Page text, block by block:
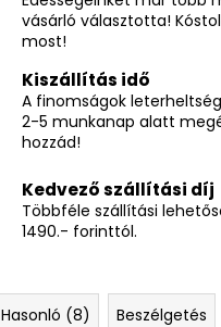
vásárló választotta!
most!
Kiszállítás idő
A finomságok
2-5 munkanap alatt
hozzád!
Kedvező szállítási díj
Többféle szállítási
1490.- forinttól.
Hasonló (8) Beszélgetés